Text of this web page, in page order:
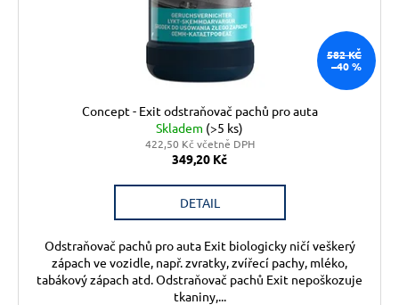
582 KČ
–40 %
Concept - Exit odstraňovač pachů pro auta
Skladem (>5 ks)
422,50 Kč včetně DPH
349,20 Kč
DETAIL
Odstraňovač pachů pro auta Exit biologicky ničí veškerý
zápach ve vozidle, např. zvratky, zvířecí pachy, mléko,
tabákový zápach atd. Odstraňovač pachů Exit nepoškozuje
tkaniny,...